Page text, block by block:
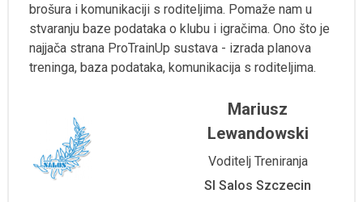
brošura i komunikaciji s roditeljima. Pomaže nam u
stvaranju baze podataka o klubu i igračima. Ono što je
najjača strana ProTrainUp sustava - izrada planova
treninga, baza podataka, komunikacija s roditeljima.
Mariusz
Lewandowski
Voditelj Treniranja
Sl Salos Szczecin